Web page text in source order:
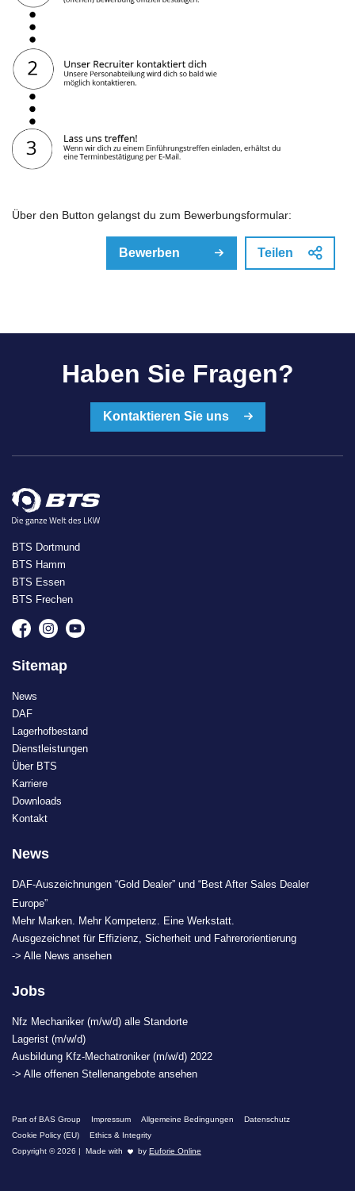
Über den Button gelangst du zum Bewerbungsformular:
Bewerben Teilen
Haben Sie Fragen?
Kontaktieren Sie uns
BTS Dortmund
BTS Hamm
BTS Essen
BTS Frechen
Sitemap
News
DAF
Lagerhofbestand
Dienstleistungen
Über BTS
Karriere
Downloads
Kontakt
News
DAF-Auszeichnungen “Gold Dealer” und “Best After Sales Dealer
Europe”
Mehr Marken. Mehr Kompetenz. Eine Werkstatt.
Ausgezeichnet für Effizienz, Sicherheit und Fahrerorientierung
-> Alle News ansehen
Jobs
Nfz Mechaniker (m/w/d) alle Standorte
Lagerist (m/w/d)
Ausbildung Kfz-Mechatroniker (m/w/d) 2022
-> Alle offenen Stellenangebote ansehen
Part of BAS Group Impressum Allgemeine Bedingungen
Datenschutz
Cookie Policy (EU)
Ethics & Integrity
Copyright © 2026 | Made with
by Euforie Online